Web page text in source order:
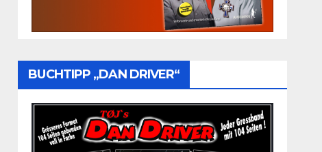
BUCHTIPP „DAN DRIVER“